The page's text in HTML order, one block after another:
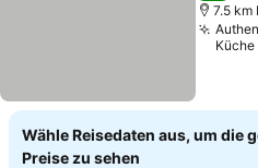
7.5 km
Küche
Wähle Reisedaten aus, um die
Preise zu sehen